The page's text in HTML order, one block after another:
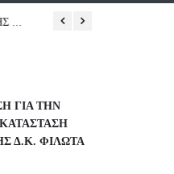
ΓΙΑ ΤΗΝ
Δ.Κ. ΦΙΛΩΤΑ